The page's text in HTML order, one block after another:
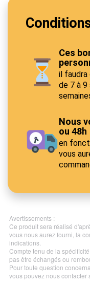
Ces
il
de 7 à 9
Nous
ou 48h
en
vous
Avertissements :
Ce produit sera réalisé
vous nous aurez fourni, la
indications.
Compte tenu de la
pas être échangés ou
Pour toute question
vous pouvez nous contacter